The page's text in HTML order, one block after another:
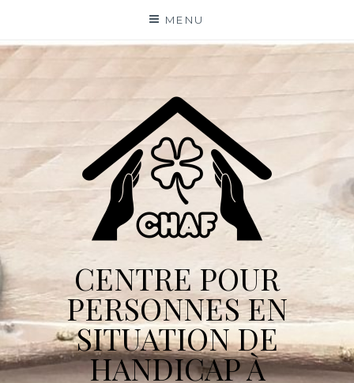
content
MENU
CENTRE POUR
PERSONNES EN
SITUATION DE
HANDICAP À